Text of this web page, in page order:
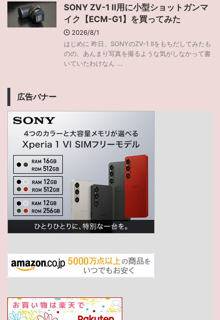
SONY ZV-1 II用に小型ショットガンマ
イク【ECM-G1】を買ってみた
2026/8/1
はじめに 昨日、SONYのZV-1 IIをもちだしてみたも
のの、あんまり写真を撮るような気がしなかって書
いていたわけなん ...
広告バナー